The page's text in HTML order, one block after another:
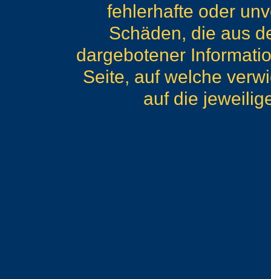
fehlerhafte oder
Schäden, die aus
dargebotener
Seite, auf welche
auf die